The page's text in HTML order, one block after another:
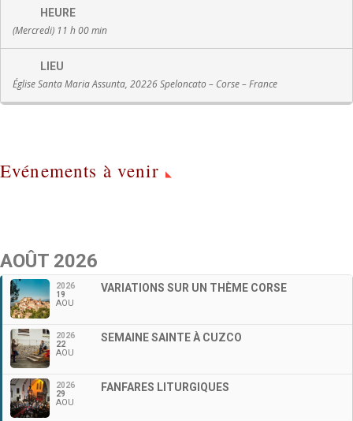
HEURE
(Mercredi) 11 h 00 min
LIEU
Église Santa Maria Assunta, 20226 Speloncato – Corse – France
Evénements à venir
AOÛT 2026
2026
19
AOU
VARIATIONS SUR UN THÈME CORSE
2026
22
AOU
SEMAINE SAINTE À CUZCO
2026
29
AOU
FANFARES LITURGIQUES